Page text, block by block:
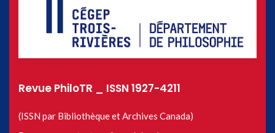
Revue PhiloTR _ ISSN 1927-4211
(ISSN par Bibliothèque et Archives Canada)